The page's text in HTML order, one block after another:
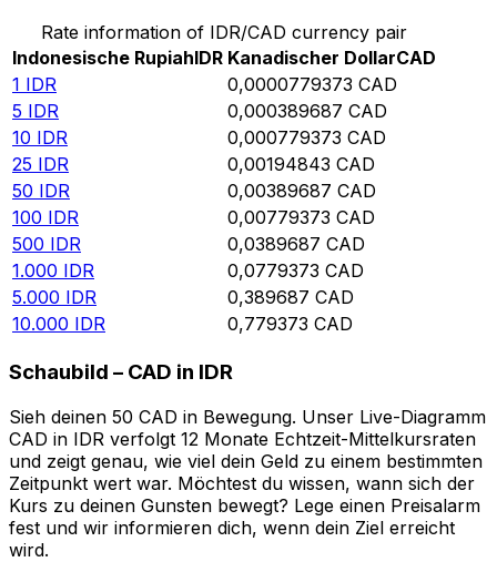
Rate information of IDR/CAD currency pair
Indonesische RupiahIDR Kanadischer DollarCAD
1 IDR 0,0000779373 CAD
5 IDR 0,000389687 CAD
10 IDR 0,000779373 CAD
25 IDR 0,00194843 CAD
50 IDR 0,00389687 CAD
100 IDR 0,00779373 CAD
500 IDR 0,0389687 CAD
1.000 IDR 0,0779373 CAD
5.000 IDR 0,389687 CAD
10.000 IDR 0,779373 CAD
Schaubild – CAD in IDR
Sieh deinen 50 CAD in Bewegung. Unser Live-Diagramm
CAD in IDR verfolgt 12 Monate Echtzeit-Mittelkursraten
und zeigt genau, wie viel dein Geld zu einem bestimmten
Zeitpunkt wert war. Möchtest du wissen, wann sich der
Kurs zu deinen Gunsten bewegt? Lege einen Preisalarm
fest und wir informieren dich, wenn dein Ziel erreicht
wird.